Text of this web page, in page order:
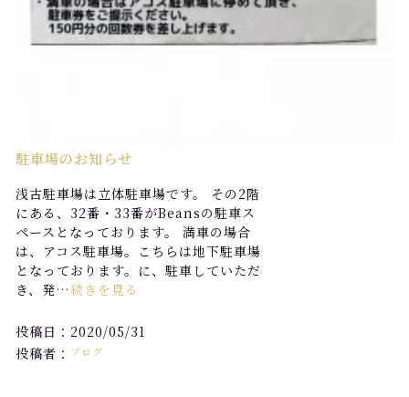
駐車場のお知らせ
浅古駐車場は立体駐車場です。 その2階
にある、32番・33番がBeansの駐車ス
ペースとなっております。 満車の場合
は、アコス駐車場。こちらは地下駐車場
となっております。に、駐車していただ
き、発… 続きを見る
投稿日：2020/05/31
投稿者： ブログ